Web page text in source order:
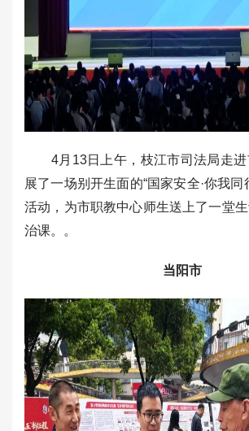
4月13日上午，枝江市司法局走进
展了一场别开生面的“国家安全·你我同
活动，为市职教中心师生送上了一堂
治课。。
当阳市